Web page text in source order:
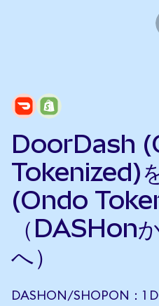
DoorDash
Tokenized)
(Ondo
（DASHon
へ）
DASHON/SHOPON：1